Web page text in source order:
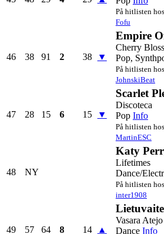
På hitlisten
Fofu
46 38 91 2 38 ▼
Empire
Cherry
Pop,
På hitlisten
JohnskiBeat
47 28 15 6 15 ▼
Scarlet
Discoteca
Pop Info
På hitlisten
MartinESC
48 NY
Katy
Lifetimes
Dance/
På hitlisten
inter1908
49 57 64 8 14 ▲
Vasara Atejo
Dance Info